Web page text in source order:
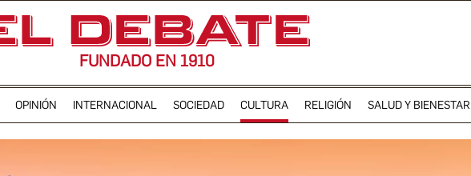
FUNDADO EN 1910
OPINIÓN INTERNACIONAL SOCIEDAD CULTURA RELIGIÓN SALUD Y BIENESTAR